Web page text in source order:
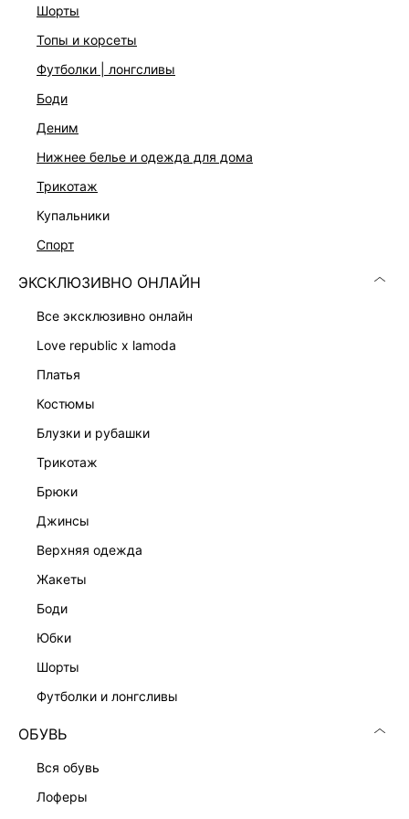
шорты
топы и корсеты
футболки | лонгсливы
боди
деним
нижнее белье и одежда для дома
трикотаж
купальники
спорт
ЭКСКЛЮЗИВНО ОНЛАЙН
все эксклюзивно онлайн
love republic x lamoda
платья
костюмы
блузки и рубашки
трикотаж
брюки
джинсы
верхняя одежда
жакеты
боди
юбки
шорты
футболки и лонгсливы
ОБУВЬ
вся обувь
лоферы
Уход за изделием:
Сухая чистка запрещена, Ручная стирка в холодной воде,
Только ручная стирка, Не замачивать, Стирать
Описание
Пряжа на основе акрила
Полуприлегающий крой
Длина мини
Глубокий вырез на спинке
Цвет: золото
На модели размер 44. Крой модели соответствует
стандартному размеру.
ДОСТАВКА И ВОЗВРАТ
Подробные условия доставки и возврата
в AppStore
КЛИЕНТАМ
ЛИЧНЫЙ КАБИНЕТ